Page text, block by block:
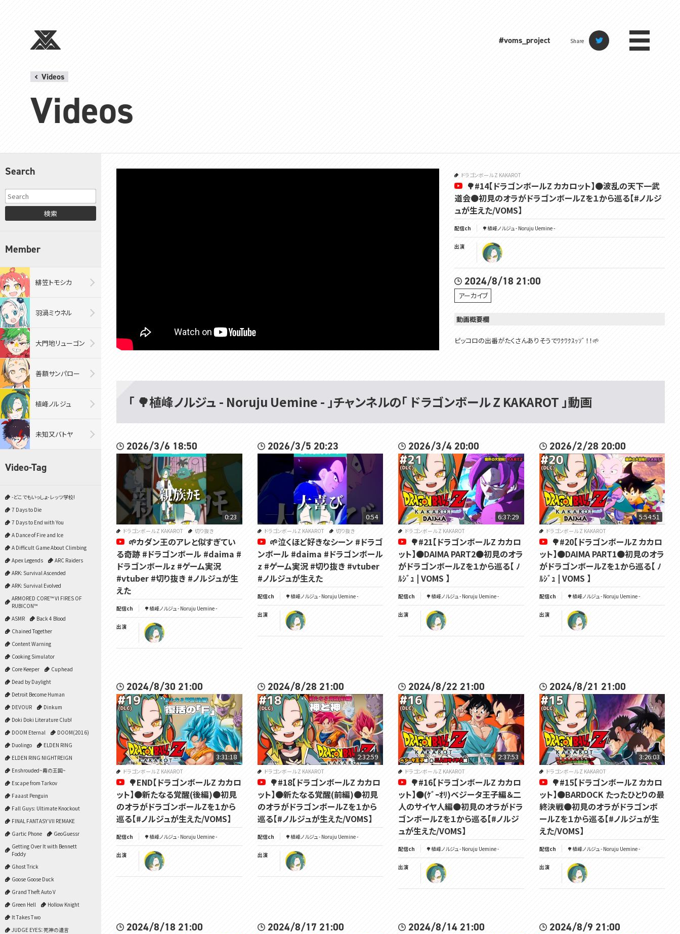
#voms_project Share
Videos
Videos
Search
検索
Member
緋笠トモシカ
羽渦ミウネル
大門地リューゴン
善額サンパロー
植峰ノルジュ
未知又バトヤ
Video-Tag
-どこでもいっしょ- レッツ学校!
7 Days to Die
7 Days to End with You
A Dance of Fire and Ice
A Difficult Game About Climbing
Apex Legends
ARC Raiders
ARK: Survival Ascended
ARK: Survival Evolved
ARMORED CORE™ VI FIRES OF
RUBICON™
ASMR
Back 4 Blood
Chained Together
Content Warning
Cooking Simulator
Core Keeper
Cuphead
Dead by Daylight
Detroit Become Human
DEVOUR
Dinkum
Doki Doki Literature Club!
DOOM Eternal
DOOM(2016)
Duolingo
ELDEN RING
ELDEN RING NIGHTREIGN
Enshrouded~霧の王国~
Escape from Tarkov
Faaast Penguin
Fall Guys: Ultimate Knockout
FINAL FANTASY VII REMAKE
Gartic Phone
GeoGuessr
Getting Over It with Bennett
Foddy
Ghost Trick
Goose Goose Duck
Grand Theft Auto V
Green Hell
Hollow Knight
It Takes Two
JUDGE EYES：死神の遺言
ドラゴンボール Z KAKAROT
🌳#14【ドラゴンボールZ カカロット】🟠波乱の天下一武
道会🟠初見のオラがドラゴンボールZを１から巡る【#ノルジ
ュが生えた/VOMS】
配信ch 🌳植峰ノルジュ - Noruju Uemine -
出演
2024/8/18 21:00
アーカイブ
動画概要欄
ピッコロの出番がたくさんありそうでﾜｸﾜｸｽｯｿﾞ！！🌱
🟠サイヤ人襲来編🟠
２→ https://youtube.com/live/o3-A_-2vWRE
🟠戦慄の人造人間編🟠
１→ https://youtube.com/live/XAeEWXW70SM
２→ https://youtube.com/live/ra8MQYXHV40
３→ https://youtube.com/live/XFcNZeE5ZXM
🟠復活の魔人ブウ編🟠
１→ https://youtube.com/live/XZkoK6_nPow
２→ https://youtube.com/live/FtLvi8QLg5w
３→ https://youtube.com/live/IGD1DgVZSss
▼DLC▼
🟠そして10年後🟠
https://youtube.com/live/X_LUOrPP46A
🟠-TRUNKS- 希望の戦士🟠
１→ https://youtube.com/live/OLLMaomd0dQ
２→ https://youtube.com/live/O040D_UOgxs
X →@105custom
▶蓋絵
貝獣 Lv.27 ｻﾝ❤️‍🔥
X →@kaijyu_Lv27
〔 ‎ ‎ この動画の再生リスト 〕
https://youtube.com/playlist?list=PLEtuGC0qfWW5bfWwMQReuZ0ZK
Zwsh1sUl&feature=shared
🎮 ドラゴンボールZ カカロット / PC
*本配信にはネタバレが含まれます
••┈┈┈┈┈┈┈┈┈┈┈┈┈┈┈┈┈••
⸜🌳⸝‍ チャンネル登録と通知ONはこっち
https://m.youtube.com/channel/UCfMNN0I96oGbmJzCRCWgoog
⸜🌳⸝‍メンバーシップはこっち
https://m.youtube.com/channel/UCfMNN0I96oGbmJzCRCWgoog/join
⸜🌳⸝‍ 最新情報はTwitterＸでｯ
https://voms.booth.pm/
「 🌳植峰ノルジュ - Noruju Uemine - 」チャンネルの「 ドラゴンボール Z KAKAROT 」動画
2026/3/6 18:50
0:23
ドラゴンボール Z KAKAROT 切り抜き
🌱カダン王のアレと似すぎてい
る奇跡 #ドラゴンボール #daima #
ドラゴンボールz #ゲーム実況
#vtuber #切り抜き #ノルジュが生
えた
配信ch 🌳植峰ノルジュ - Noruju Uemine -
出演
2026/3/5 20:23
0:54
ドラゴンボール Z KAKAROT 切り抜き
🌱泣くほど好きなシーン #ドラゴ
ンボール #daima #ドラゴンボール
z #ゲーム実況 #切り抜き #vtuber
#ノルジュが生えた
配信ch 🌳植峰ノルジュ - Noruju Uemine -
出演
2026/3/4 20:00
6:37:29
ドラゴンボール Z KAKAROT
🌳#21【ドラゴンボールZ カカロ
ット】🟠DAIMA PART2🟠初見のオラ
がドラゴンボールZを１から巡る【 ﾉ
ﾙｼﾞｭ | VOMS 】
配信ch 🌳植峰ノルジュ - Noruju Uemine -
出演
2026/2/28 20:00
5:54:51
ドラゴンボール Z KAKAROT
🌳#20【ドラゴンボールZ カカロ
ット】🟠DAIMA PART1🟠初見のオラ
がドラゴンボールZを１から巡る【 ﾉ
ﾙｼﾞｭ | VOMS 】
配信ch 🌳植峰ノルジュ - Noruju Uemine -
出演
2024/8/30 21:00
3:31:18
ドラゴンボール Z KAKAROT
🌳END【ドラゴンボールZ カカロ
ット】🟠新たなる覚醒(後編)🟠初見
のオラがドラゴンボールZを１から
巡る【#ノルジュが生えた/VOMS】
配信ch 🌳植峰ノルジュ - Noruju Uemine -
出演
2024/8/28 21:00
2:32:59
ドラゴンボール Z KAKAROT
🌳#18【ドラゴンボールZ カカロ
ット】🟠新たなる覚醒(前編)🟠初見
のオラがドラゴンボールZを１から
巡る【#ノルジュが生えた/VOMS】
配信ch 🌳植峰ノルジュ - Noruju Uemine -
出演
2024/8/22 21:00
2:37:53
ドラゴンボール Z KAKAROT
🌳#16【ドラゴンボールZ カカロ
ット】🟠(ｹﾞｰｵﾘ)ベジータ王子編＆二
人のサイヤ人編🟠初見のオラがドラ
ゴンボールZを１から巡る【#ノルジ
ュが生えた/VOMS】
配信ch 🌳植峰ノルジュ - Noruju Uemine -
出演
2024/8/21 21:00
3:26:03
ドラゴンボール Z KAKAROT
🌳#15【ドラゴンボールZ カカロ
ット】🟠BARDOCK たったひとりの最
終決戦🟠初見のオラがドラゴンボ
ールZを１から巡る【#ノルジュが生
えた/VOMS】
配信ch 🌳植峰ノルジュ - Noruju Uemine -
出演
2024/8/18 21:00 2024/8/17 21:00 2024/8/14 21:00 2024/8/9 21:00